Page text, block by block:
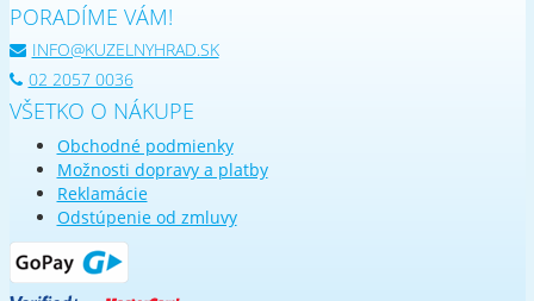
PORADÍME VÁM!
INFO@KUZELNYHRAD.SK
02 2057 0036
VŠETKO O NÁKUPE
Obchodné podmienky
Možnosti dopravy a platby
Reklamácie
Odstúpenie od zmluvy